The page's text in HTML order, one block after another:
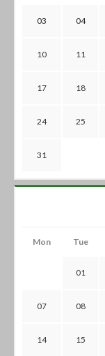
03 04
10 11
17 18
24 25
31
Mon Tue
01
07 08
14 15